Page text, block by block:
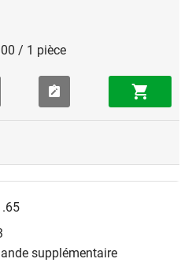
/ 1 pièce
supplémentaire